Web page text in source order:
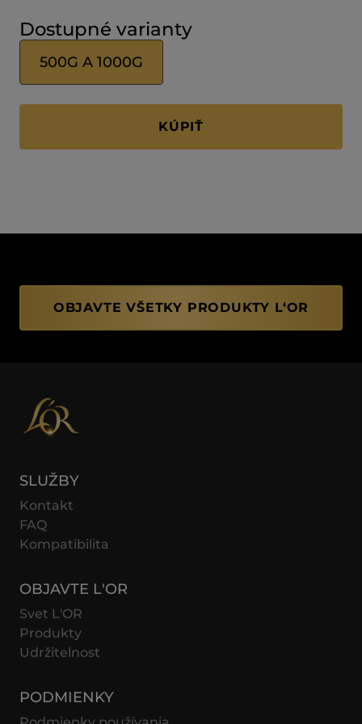
Dostupné varianty
500G A 1000G
KÚPIŤ
OBJAVTE VŠETKY PRODUKTY L‘OR
SLUŽBY
Kontakt
FAQ
Kompatibilita
OBJAVTE L'OR
Svet L'OR
Produkty
Udržitelnost
PODMIENKY